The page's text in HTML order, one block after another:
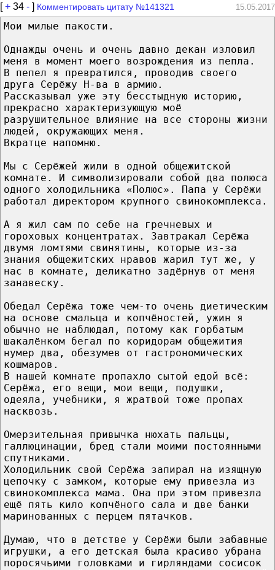
[+ 34 - ] Комментировать цитату №141321 15.05.2017
Мои милые пакости.
Однажды очень и очень давно декан изловил
меня в момент моего возрождения из пепла.
В пепел я превратился, проводив своего
друга Серёжу Н-ва в армию.
Рассказывал уже эту бесстыдную историю,
прекрасно характеризующую моё
разрушительное влияние на все стороны жизни
людей, окружающих меня.
Вкратце напомню.
Мы с Серёжей жили в одной общежитской
комнате. И символизировали собой два полюса
одного холодильника «Полюс». Папа у Серёжи
работал директором крупного свинокомплекса.
А я жил сам по себе на гречневых и
гороховых концентратах. Завтракал Серёжа
двумя ломтями свинятины, которые из-за
знания общежитских нравов жарил тут же, у
нас в комнате, деликатно задёрнув от меня
занавеску.
Обедал Серёжа тоже чем-то очень диетическим
на основе смальца и копчёностей, ужин я
обычно не наблюдал, потому как горбатым
шакалёнком бегал по коридорам общежития
нумер два, обезумев от гастрономических
кошмаров.
В нашей комнате пропахло сытой едой всё:
Серёжа, его вещи, мои вещи, подушки,
одеяла, учебники, я жратвой тоже пропах
насквозь.
Омерзительная привычка нюхать пальцы,
галлюцинации, бред стали моими постоянными
спутниками.
Холодильник свой Серёжа запирал на изящную
цепочку с замком, которые ему привезла из
свинокомплекса мама. Она при этом привезла
ещё пять кило копчёного сала и две банки
маринованных с перцем пятачков.
Думаю, что в детстве у Серёжи были забавные
игрушки, а его детская была красиво убрана
поросячьими головками и гирляндами сосисок